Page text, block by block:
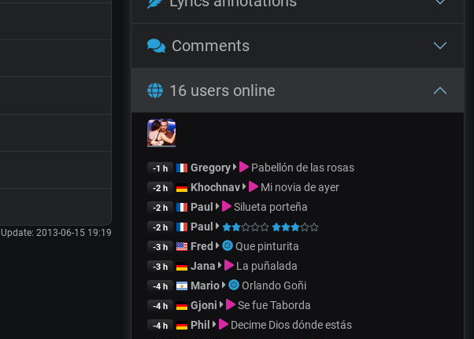
Update: 2013-06-15 19:19
Comments
16 users online
-1 h Gregory Pabellón de las rosas
-2 h Khochnav Mi novia de ayer
-2 h Paul Silueta porteña
-2 h Paul
-3 h Fred Que pinturita
-3 h Jana La puñalada
-4 h Mario Orlando Goñi
-4 h Gjoni Se fue Taborda
-4 h Phil Decime Dios dónde estás